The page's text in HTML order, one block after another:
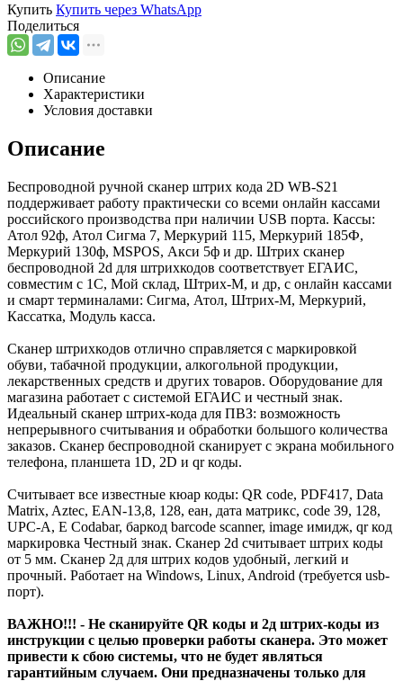
Купить Купить через WhatsApp
Поделиться
Описание
Характеристики
Условия доставки
Описание
Беспроводной ручной сканер штрих кода 2D WB-S21
поддерживает работу практически со всеми онлайн кассами
российского производства при наличии USB порта. Кассы:
Атол 92ф, Атол Сигма 7, Меркурий 115, Меркурий 185Ф,
Меркурий 130ф, MSPOS, Акси 5ф и др. Штрих сканер
беспроводной 2d для штрихкодов соответствует ЕГАИС,
совместим с 1С, Мой склад, Штрих-М, и др, с онлайн кассами
и смарт терминалами: Сигма, Атол, Штрих-М, Меркурий,
Кассатка, Модуль касса.
Сканер штрихкодов отлично справляется с маркировкой
обуви, табачной продукции, алкогольной продукции,
лекарственных средств и других товаров. Оборудование для
магазина работает с системой ЕГАИС и честный знак.
Идеальный сканер штрих-кода для ПВЗ: возможность
непрерывного считывания и обработки большого количества
заказов. Сканер беспроводной сканирует с экрана мобильного
телефона, планшета 1D, 2D и qr коды.
Считывает все известные кюар коды: QR code, PDF417, Data
Matrix, Aztec, EAN-13,8, 128, еан, дата матрикс, code 39, 128,
UPC-A, E Codabar, баркод barcode scanner, image имидж, qr код
маркировка Честный знак. Сканер 2d считывает штрих коды
от 5 мм. Сканер 2д для штрих кодов удобный, легкий и
прочный. Работает на Windows, Linux, Android (требуется usb-
порт).
ВАЖНО!!! - Не сканируйте QR коды и 2д штрих-коды из
инструкции с целью проверки работы сканера. Это может
привести к сбою системы, что не будет являться
гарантийным случаем. Они предназначены только для